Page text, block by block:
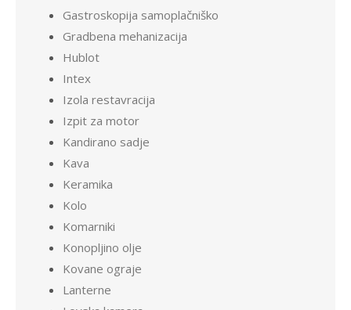
Gastroskopija samoplačniško
Gradbena mehanizacija
Hublot
Intex
Izola restavracija
Izpit za motor
Kandirano sadje
Kava
Keramika
Kolo
Komarniki
Konopljino olje
Kovane ograje
Lanterne